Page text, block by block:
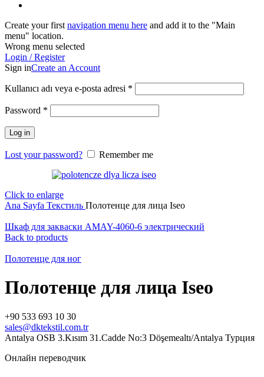
Create your first navigation menu here and add it to the "Main
menu" location.
Wrong menu selected
Login / Register
Sign inCreate an Account
Kullanıcı adı veya e-posta adresi *
Password *
Log in
Lost your password? Remember me
Click to enlarge
Ana Sayfa Текстиль Полотенце для лица Iseo
Шкаф для закваски AMAY-4060-6 электрический
Back to products
Полотенце для ног
Полотенце для лица Iseo
+90 533 693 10 30
sales@dktekstil.com.tr
Antalya OSB 3.Kısım 31.Cadde No:3 Döşemealtı/Antalya Турция
Онлайн переводчик